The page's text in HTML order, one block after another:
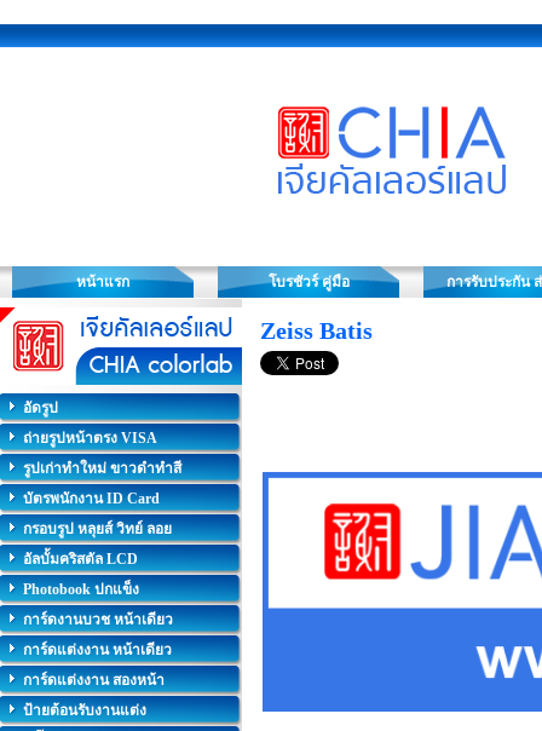
หน้าแรก โบรชัวร์ คู่มือ การรับประกัน
อัดรูป
ถ่ายรูปหน้าตรง VISA
รูปเก่าทำใหม่ ขาวดำทำสี
บัตรพนักงาน ID Card
กรอบรูป หลุยส์ วิทย์ ลอย
อัลบั้มคริสตัล LCD
Photobook ปกแข็ง
การ์ดงานบวช หน้าเดียว
การ์ดแต่งงาน หน้าเดียว
การ์ดแต่งงาน สองหน้า
ป้ายต้อนรับงานแต่ง
Zeiss Batis